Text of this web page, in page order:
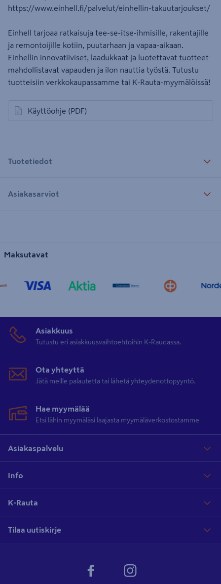
https://www.einhell.fi/palvelut/einhellin-takuutarjoukset/
Einhell tarjoaa ratkaisuja tee-se-itse-ihmisille, rakentajille
ja remontoijille kotiin, puutarhaan ja vapaa-aikaan.
Einhellin innovatiiviset, laadukkaat ja luotettavat tuotteet
mahdollistavat vapauden ja ilon nauttia työstä. Tutustu
tuotteisiin verkkokaupassamme tai K-Rauta-myymälöissä!
Käyttöohje (PDF)
avautuu uuteen välilehteen
Tuotetiedot
Asiakasarviot
Maksutavat
Asiakkuus
Tutustu eri asiakkuusvaihtoehtoihin K-Raudassa.
Ota yhteyttä
Jätä meille palautetta tai lähetä yhteydenottopyyntö.
Hae myymälää
Etsi lähin myymäläsi laajasta myymäläverkostostamme
Asiakaspalvelu
Info
K-Rauta
Tilaa uutiskirje